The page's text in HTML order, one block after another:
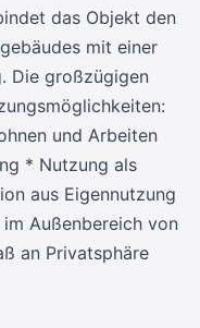
das Objekt den
mit einer
Die großzügigen
und Arbeiten
* Nutzung als
aus Eigennutzung
Außenbereich von
an Privatsphäre